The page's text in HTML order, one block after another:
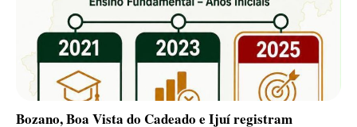
Bozano, Boa Vista do Cadeado e Ijuí registram